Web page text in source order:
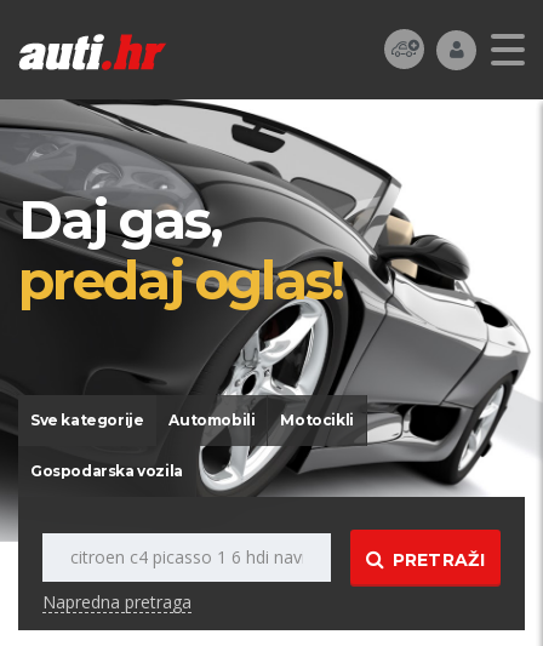
Daj gas,
predaj oglas!
Sve kategorije Automobili Motocikli
Gospodarska vozila
PRETRAŽI
Napredna pretraga